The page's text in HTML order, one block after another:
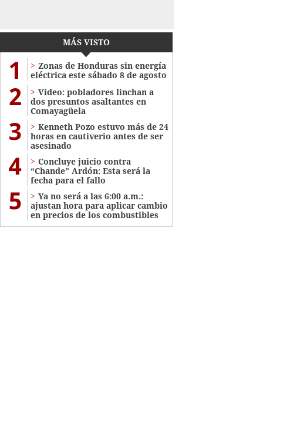
MÁS VISTO
1
Zonas de Honduras sin energía
eléctrica este sábado 8 de agosto
2
Video: pobladores linchan a
dos presuntos asaltantes en
Comayagüela
3
Kenneth Pozo estuvo más de 24
horas en cautiverio antes de ser
asesinado
4
Concluye juicio contra
“Chande” Ardón: Esta será la
fecha para el fallo
5
Ya no será a las 6:00 a.m.:
ajustan hora para aplicar cambio
en precios de los combustibles